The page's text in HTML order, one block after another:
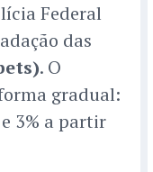
Federal
das
. O
gradual:
e 3% a partir